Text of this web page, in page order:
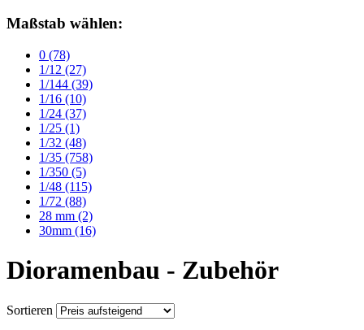
Maßstab wählen:
0 (78)
1/12 (27)
1/144 (39)
1/16 (10)
1/24 (37)
1/25 (1)
1/32 (48)
1/35 (758)
1/350 (5)
1/48 (115)
1/72 (88)
28 mm (2)
30mm (16)
Dioramenbau - Zubehör
Sortieren